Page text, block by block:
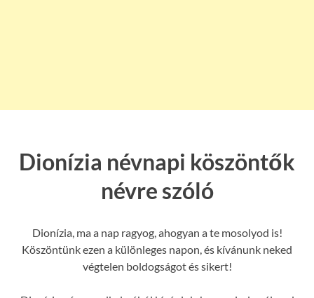
Dionízia névnapi köszöntők
névre szóló
Dionízia, ma a nap ragyog, ahogyan a te mosolyod is!
Köszöntünk ezen a különleges napon, és kívánunk neked
végtelen boldogságot és sikert!